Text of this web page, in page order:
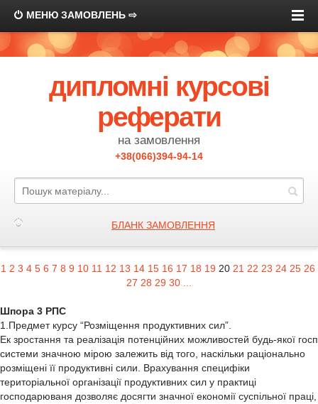
МЕНЮ ЗАМОВЛЕНЬ ⇨
дипломні курсові
реферати
на замовлення
+38(066)394-94-14
БЛАНК ЗАМОВЛЕННЯ
1 2 3 4 5 6 7 8 9 10 11 12 13 14 15 16 17 18 1920 21 22 23 24 25 26
27 28 29 30
Шпора 3 РПС
1.Предмет курсу “Розміщення продуктивних сил”.
Ек зростання та реалізація потенційних можливостей будь-якої госп
системи значною мірою залежить від того, наскільки раціонально
розміщені її продуктивні сили. Врахування специфіки
територіальної організації продуктивних сил у практиці
господарюваня дозволяє досягти значної економії суспільної праці,